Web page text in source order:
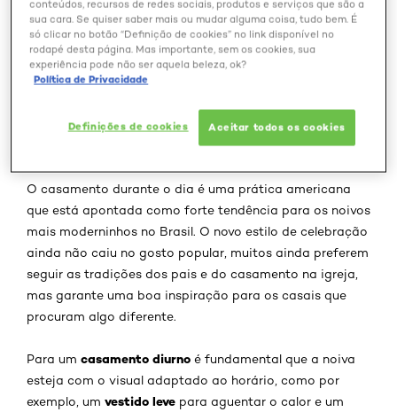
DIA
Outubro 28, 2024
O casamento durante o dia é uma prática americana
que está apontada como forte tendência para os noivos
mais moderninhos no Brasil. O novo estilo de celebração
ainda não caiu no gosto popular, muitos ainda preferem
seguir as tradições dos pais e do casamento na igreja,
mas garante uma boa inspiração para os casais que
procuram algo diferente.
Para um casamento diurno é fundamental que a noiva
esteja com o visual adaptado ao horário, como por
exemplo, um vestido leve para aguentar o calor e um
conteúdos, recursos de redes sociais, produtos e serviços que são a
sua cara. Se quiser saber mais ou mudar alguma coisa, tudo bem. É
só clicar no botão “Definição de cookies” no link disponível no
rodapé desta página. Mas importante, sem os cookies, sua
experiência pode não ser aquela beleza, ok?
Política de Privacidade
Definições de cookies Aceitar todos os cookies